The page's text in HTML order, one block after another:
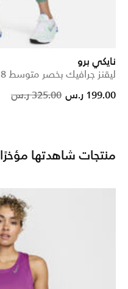
نايكي برو
ليقنز جرافيك بخصر متوسط 7/8 للنساء
Price reduced from
325.00 ر.سto 199.00 ر.س
منتجات شاهدتها مؤخرًا